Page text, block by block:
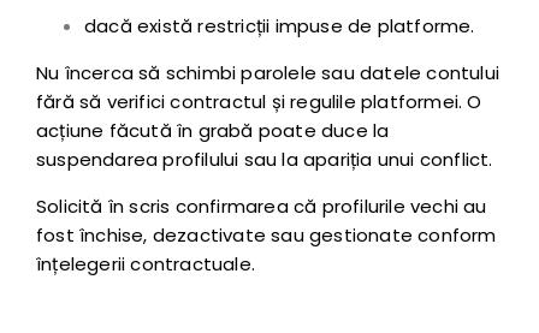
dacă există restricții impuse de platforme.
Nu încerca să schimbi parolele sau datele contului
fără să verifici contractul și regulile platformei. O
acțiune făcută în grabă poate duce la
suspendarea profilului sau la apariția unui conflict.
Solicită în scris confirmarea că profilurile vechi au
fost închise, dezactivate sau gestionate conform
înțelegerii contractuale.